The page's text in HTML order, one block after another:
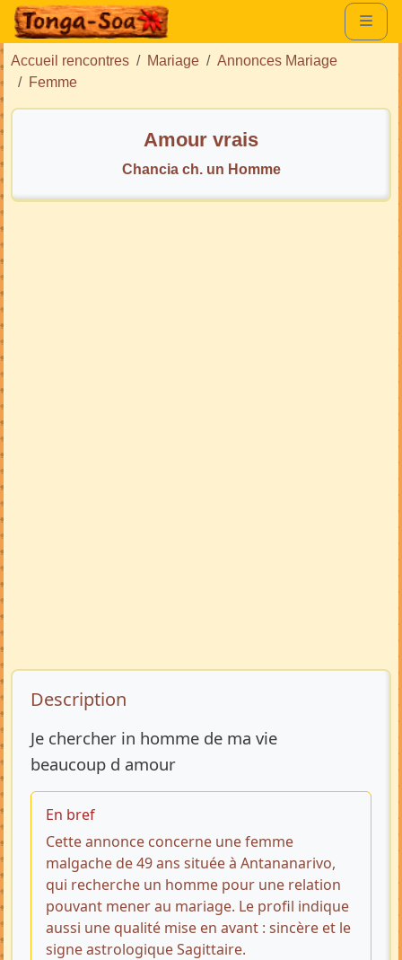
Accueil rencontres Mariage
Annonces Mariage
Femme
Amour vrais
Chancia ch. un Homme
Description de l’annonce
Description
Je chercher in homme de ma vie
beaucoup d amour
En bref
Cette annonce concerne une femme
malgache de 49 ans située à Antananarivo,
qui recherche un homme pour une relation
pouvant mener au mariage. Le profil indique
aussi une qualité mise en avant : sincère et le
signe astrologique Sagittaire.